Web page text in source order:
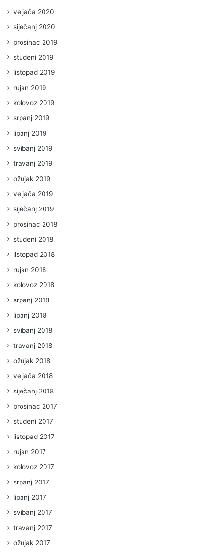
veljača 2020
siječanj 2020
prosinac 2019
studeni 2019
listopad 2019
rujan 2019
kolovoz 2019
srpanj 2019
lipanj 2019
svibanj 2019
travanj 2019
ožujak 2019
veljača 2019
siječanj 2019
prosinac 2018
studeni 2018
listopad 2018
rujan 2018
kolovoz 2018
srpanj 2018
lipanj 2018
svibanj 2018
travanj 2018
ožujak 2018
veljača 2018
siječanj 2018
prosinac 2017
studeni 2017
listopad 2017
rujan 2017
kolovoz 2017
srpanj 2017
lipanj 2017
svibanj 2017
travanj 2017
ožujak 2017